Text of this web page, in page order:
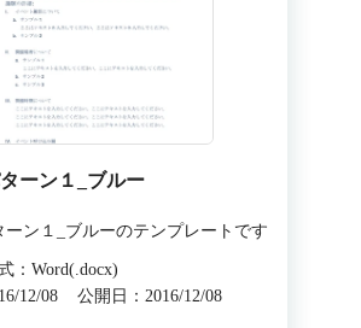
ーン１_ブルー
ーン１_ブルーのテンプレートです
：Word(.docx)
12/08
公開日：2016/12/08